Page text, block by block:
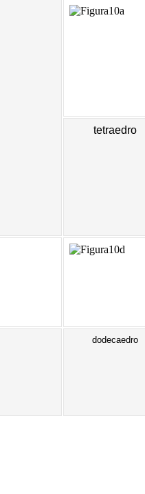
tetraedro
dodecaedro